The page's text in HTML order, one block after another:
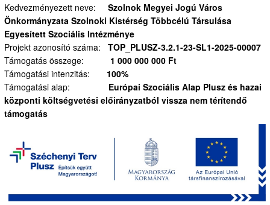
Kedvezményezett neve: Szolnok Megyei Jogú Város
Önkormányzata Szolnoki Kistérség Többcélú Társulása
Egyesített Szociális Intézménye
Projekt azonosító száma: TOP_PLUSZ-3.2.1-23-SL1-2025-00007
Támogatás összege: 1 000 000 000 Ft
Támogatási intenzitás: 100%
Támogatási alap: Európai Szociális Alap Plusz és hazai
központi költségvetési előirányzatból vissza nem térítendő
támogatás